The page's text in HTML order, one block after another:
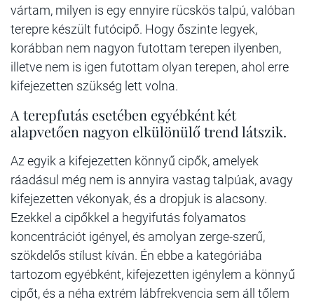
vártam, milyen is egy ennyire rücskös talpú, valóban
terepre készült futócipő. Hogy őszinte legyek,
korábban nem nagyon futottam terepen ilyenben,
illetve nem is igen futottam olyan terepen, ahol erre
kifejezetten szükség lett volna.
A terepfutás esetében egyébként két
alapvetően nagyon elkülönülő trend látszik.
Az egyik a kifejezetten könnyű cipők, amelyek
ráadásul még nem is annyira vastag talpúak, avagy
kifejezetten vékonyak, és a dropjuk is alacsony.
Ezekkel a cipőkkel a hegyifutás folyamatos
koncentrációt igényel, és amolyan zerge-szerű,
szökdelős stílust kíván. Én ebbe a kategóriába
tartozom egyébként, kifejezetten igénylem a könnyű
cipőt, és a néha extrém lábfrekvencia sem áll tőlem